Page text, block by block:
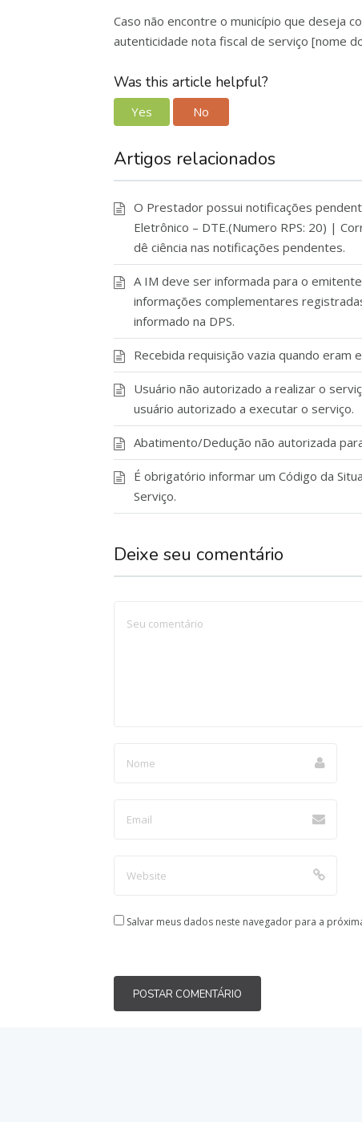
Caso não encontre o município que deseja
autenticidade nota fiscal de serviço [nome
Was this article helpful?
Yes No
Artigos relacionados
O Prestador possui notificações
Eletrônico – DTE.(Numero RPS: 20) |
dê ciência nas notificações pendentes.
A IM deve ser informada para o
informações complementares
informado na DPS.
Recebida requisição vazia quando eram
Usuário não autorizado a realizar o
usuário autorizado a executar o serviço.
Abatimento/Dedução não autorizada
É obrigatório informar um Código da
Serviço.
Deixe seu comentário
Salvar meus dados neste navegador para a